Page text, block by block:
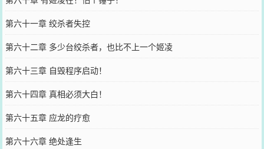
第六十一章 绞杀者失控
第六十二章 多少台绞杀者，也比不上一个姬凌
第六十三章 自毁程序启动！
第六十四章 真相必须大白！
第六十五章 应龙的疗愈
第六十六章 绝处逢生